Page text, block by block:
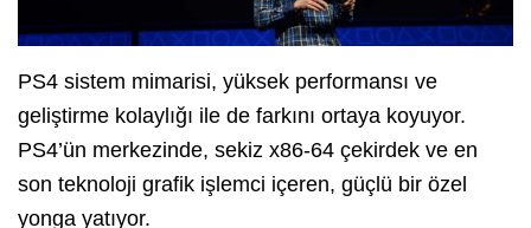
PS4 sistem mimarisi, yüksek performansı ve
geliştirme kolaylığı ile de farkını ortaya koyuyor.
PS4’ün merkezinde, sekiz x86-64 çekirdek ve en
son teknoloji grafik işlemci içeren, güçlü bir özel
yonga yatıyor.